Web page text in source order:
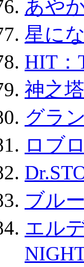
あや
星に
HIT：
神之
グラ
ロブ
ブル
エル